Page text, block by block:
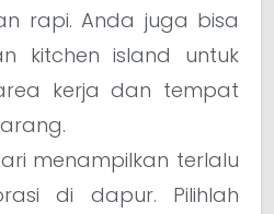
rapi. Anda juga bisa
kitchen island untuk
kerja dan tempat
menampilkan terlalu
di dapur. Pilihlah